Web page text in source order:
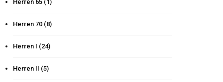
Herren 65 (1)
Herren 70 (8)
Herren I (24)
Herren II (5)